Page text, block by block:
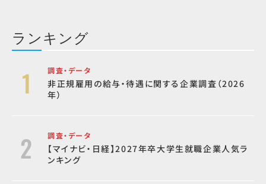
ランキング
調査・データ
非正規雇用の給与・待遇に関する企業調査（2026
年）
調査・データ
【マイナビ・日経】2027年卒大学生就職企業人気ラ
ンキング